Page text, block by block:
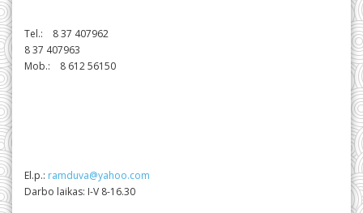
Tel.: 8 37 407962
8 37 407963
Mob.: 8 612 56150
El.p.: ramduva@yahoo.com
Darbo laikas: I-V 8-16.30